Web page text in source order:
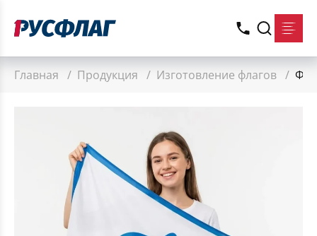
Главная / Продукция / Изготовление флагов /